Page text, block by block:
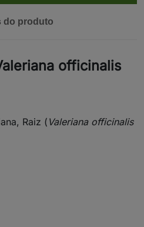
do produto
officinalis
Raiz ( Valeriana officinalis